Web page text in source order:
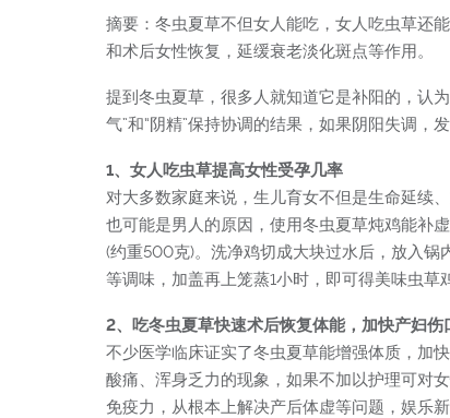
摘要：冬虫夏草不但女人能吃，女人吃虫草还
和术后女性恢复，延缓衰老淡化斑点等作用。
提到冬虫夏草，很多人就知道它是补阳的，认
气”和“阴精”保持协调的结果，如果阴阳失调
1、女人吃虫草提高女性受孕几率
对大多数家庭来说，生儿育女不但是生命延续
也可能是男人的原因，使用冬虫夏草炖鸡能补
(约重500克)。洗净鸡切成大块过水后，放入
等调味，加盖再上笼蒸1小时，即可得美味虫草
2、吃冬虫夏草快速术后恢复体能，加快产妇伤
不少医学临床证实了冬虫夏草能增强体质，加
酸痛、浑身乏力的现象，如果不加以护理可对
免疫力，从根本上解决产后体虚等问题，娱乐